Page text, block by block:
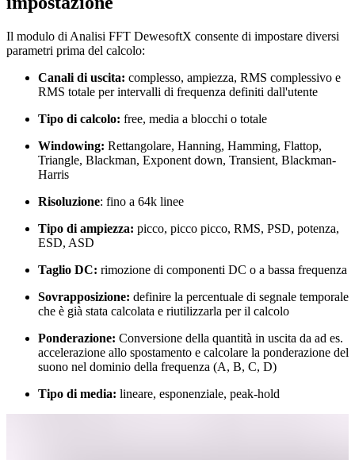
Il modulo di Analisi FFT DewesoftX consente di impostare diversi
parametri prima del calcolo:
Canali di uscita: complesso, ampiezza, RMS complessivo e
RMS totale per intervalli di frequenza definiti dall'utente
Tipo di calcolo: free, media a blocchi o totale
Windowing: Rettangolare, Hanning, Hamming, Flattop,
Triangle, Blackman, Exponent down, Transient, Blackman-
Harris
Risoluzione: fino a 64k linee
Tipo di ampiezza: picco, picco picco, RMS, PSD, potenza,
ESD, ASD
Taglio DC: rimozione di componenti DC o a bassa frequenza
Sovrapposizione: definire la percentuale di segnale temporale
che è già stata calcolata e riutilizzarla per il calcolo
Ponderazione: Conversione della quantità in uscita da ad es.
accelerazione allo spostamento e calcolare la ponderazione del
suono nel dominio della frequenza (A, B, C, D)
Tipo di media: lineare, esponenziale, peak-hold